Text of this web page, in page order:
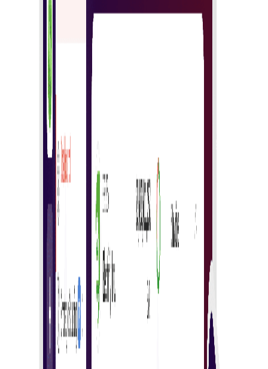
E-fakturiranje koje ubrzava računovodstvo i jača
usklađenost
Posjetite tržište